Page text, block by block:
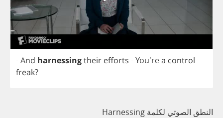
-And harnessingtheir efforts - You'rea control
freak?
النطق الصوتي لكلمة Harnessing